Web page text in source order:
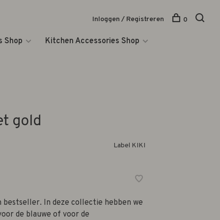
Shop Kitchen Accessories Shop
Inloggen / Registreren 0
gold
Label KIKI
In deze collectie hebben we
de blauwe of voor de